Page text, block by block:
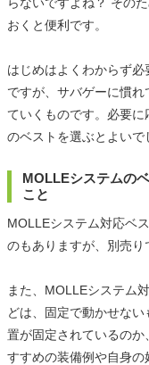
おくと便利です。
はじめはよくわからず
ですが、サバゲーに慣
ていくものです。必要
のベストを選ぶとよいで
MOLLEシステムの
こと
MOLLEシステム対応ベ
のもありますが、別売り
また、MOLLEシステム
どは、固定で動かせな
置が固定されているの
すすめの装備例や自身の